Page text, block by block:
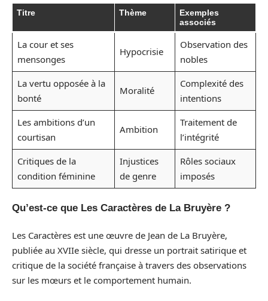
Titre Thème
Exemples
associés
La cour et ses
mensonges
Hypocrisie
Observation des
nobles
La vertu opposée à la
bonté
Moralité
Complexité des
intentions
Les ambitions d’un
courtisan
Ambition
Traitement de
l’intégrité
Critiques de la
condition féminine
Injustices
de genre
Rôles sociaux
imposés
Qu’est-ce que Les Caractères de La Bruyère ?
Les Caractères est une œuvre de Jean de La Bruyère,
publiée au XVIIe siècle, qui dresse un portrait satirique et
critique de la société française à travers des observations
sur les mœurs et le comportement humain.